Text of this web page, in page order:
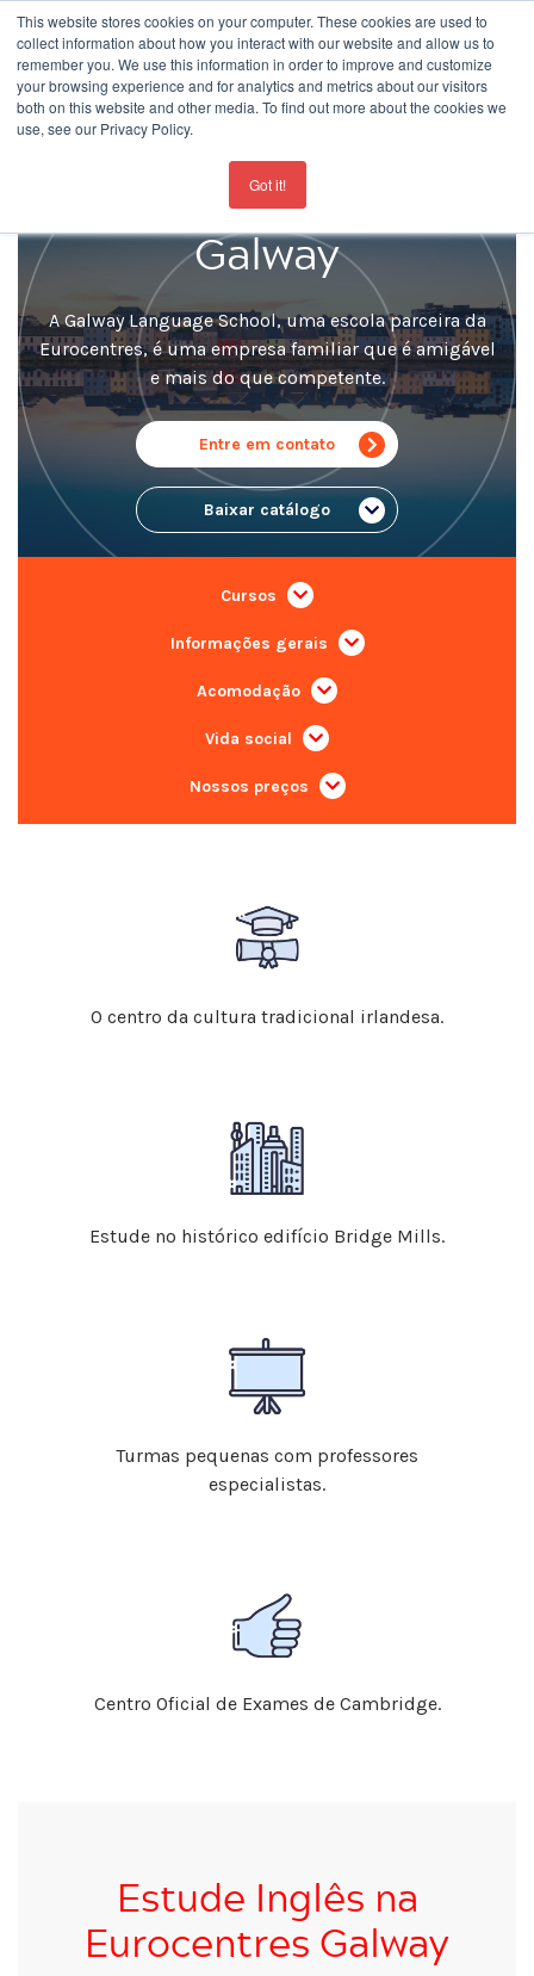
This website stores cookies on your computer. These cookies are used to
collect information about how you interact with our website and allow us to
remember you. We use this information in order to improve and customize
your browsing experience and for analytics and metrics about our visitors
both on this website and other media. To find out more about the cookies we
use, see our Privacy Policy.
Got it!
For the latest updates about our schools
Escola de Idiomas
Galway
A Galway Language School, uma escola parceira da
Eurocentres, é uma empresa familiar que é amigável
e mais do que competente.
Entre em contato
Baixar catálogo
Cursos
Informações gerais
Acomodação
Vida social
Nossos preços
O centro da cultura tradicional irlandesa.
Estude no histórico edifício Bridge Mills.
Turmas pequenas com professores
especialistas.
Centro Oficial de Exames de Cambridge.
Estude Inglês na
Eurocentres Galway